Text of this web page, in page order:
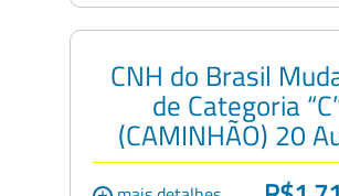
CNH do Brasil
de Categoria
(CAMINHÃO) 20